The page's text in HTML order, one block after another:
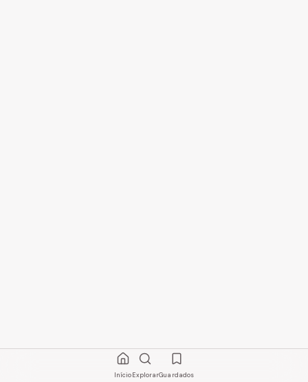
InícioExplorarGuardados